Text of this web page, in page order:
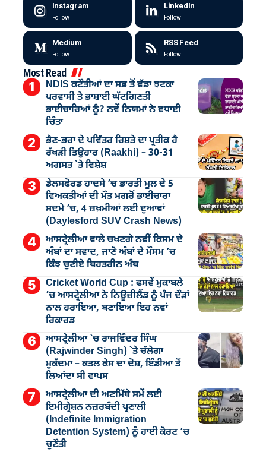
Instagram
Follow
LinkedIn
Follow
Medium
Follow
RSS Feed
Follow
Most Read
NDIS ਕਟੌਤੀਆਂ ਦਾ ਸਭ ਤੋਂ ਵੱਡਾ ਝਟਕਾ
ਪਰਵਾਸੀ ਤੇ ਭਾਸ਼ਾਈ ਘੱਟਗਿਣਤੀ
ਭਾਈਚਾਰਿਆਂ ਨੂੰ? ਨਵੇਂ ਨਿਯਮਾਂ ਨੇ ਵਧਾਈ
ਚਿੰਤਾ
ਭੈਣ-ਭਰਾ ਦੇ ਪਵਿੱਤਰ ਰਿਸ਼ਤੇ ਦਾ ਪ੍ਰਤੀਕ ਹੈ
ਰੱਖੜੀ ਤਿਉਹਾਰ (Raakhi) – 30-31
ਅਗਸਤ `ਤੇ ਵਿਸ਼ੇਸ਼
ਡੇਲਸਫੋਰਡ ਹਾਦਸੇ ’ਚ ਭਾਰਤੀ ਮੂਲ ਦੇ 5
ਵਿਅਕਤੀਆਂ ਦੀ ਮੌਤ ਮਗਰੋਂ ਭਾਈਚਾਰਾ
ਸਦਮੇ ’ਚ, 4 ਜ਼ਖ਼ਮੀਆਂ ਲਈ ਦੁਆਵਾਂ
(Daylesford SUV Crash News)
ਆਸਟ੍ਰੇਲੀਆ ਵਾਲੇ ਚਖਣਗੇ ਨਵੀਂ ਕਿਸਮ ਦੇ
ਅੰਬਾਂ ਦਾ ਸਵਾਦ, ਜਾਣੋ ਅੰਬਾਂ ਦੇ ਮੌਸਮ ’ਚ
ਕਿੰਝ ਚੁਣੀਏ ਬਿਹਤਰੀਨ ਅੰਬ
Cricket World Cup : ਫਸਵੇਂ ਮੁਕਾਬਲੇ
’ਚ ਆਸਟ੍ਰੇਲੀਆ ਨੇ ਨਿਊਜ਼ੀਲੈਂਡ ਨੂੰ ਪੰਜ ਦੌੜਾਂ
ਨਾਲ ਹਰਾਇਆ, ਬਣਾਇਆ ਇਹ ਨਵਾਂ
ਰਿਕਾਰਡ
ਆਸਟ੍ਰੇਲੀਆ `ਚ ਰਾਜਵਿੰਦਰ ਸਿੰਘ
(Rajwinder Singh) `ਤੇ ਚੱਲੇਗਾ
ਮੁੁਕੱਦਮਾ – ਕਤਲ ਕੇਸ ਦਾ ਦੋਸ਼, ਇੰਡੀਆ ਤੋਂ
ਲਿਆਂਦਾ ਸੀ ਵਾਪਸ
ਆਸਟ੍ਰੇਲੀਆ ਦੀ ਅਣਮਿੱਥੇ ਸਮੇਂ ਲਈ
ਇਮੀਗ੍ਰੇਸ਼ਨ ਨਜ਼ਰਬੰਦੀ ਪ੍ਰਣਾਲੀ
(Indefinite Immigration
Detention System) ਨੂੰ ਹਾਈ ਕੋਰਟ ’ਚ
ਚੁਣੌਤੀ